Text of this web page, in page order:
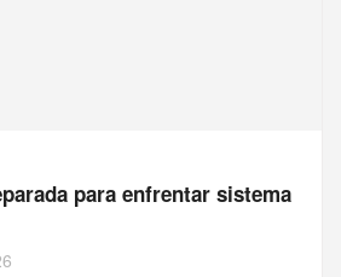
para enfrentar sistema